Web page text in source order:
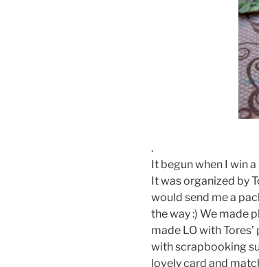
.
It begun when I win
It was organized by
would send me a
the way :) We made
made LO with
with scrapbooking
lovely card and